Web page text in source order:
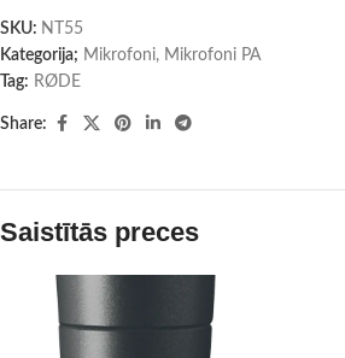
SKU: NT55
Kategorija; Mikrofoni, Mikrofoni PA
Tag: RØDE
Share:
Saistītās preces